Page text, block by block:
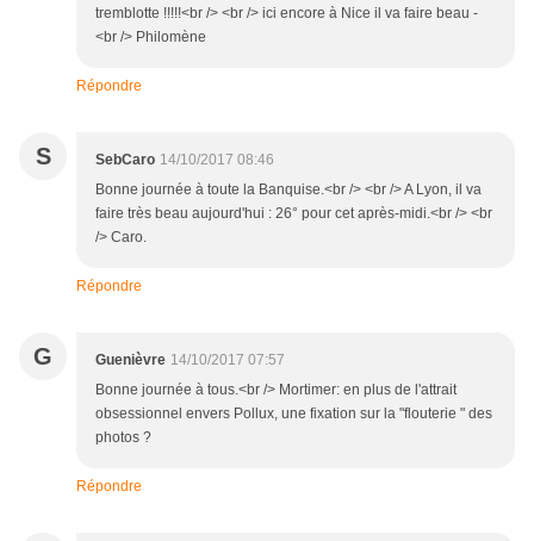
tremblotte !!!!!<br /> <br /> ici encore à Nice il va faire beau -
<br /> Philomène
Répondre
S SebCaro 14/10/2017 08:46
Bonne journée à toute la Banquise.<br /> <br /> A Lyon, il va
faire très beau aujourd'hui : 26° pour cet après-midi.<br /> <br
/> Caro.
Répondre
G Guenièvre 14/10/2017 07:57
Bonne journée à tous.<br /> Mortimer: en plus de l'attrait
obsessionnel envers Pollux, une fixation sur la "flouterie " des
photos ?
Répondre